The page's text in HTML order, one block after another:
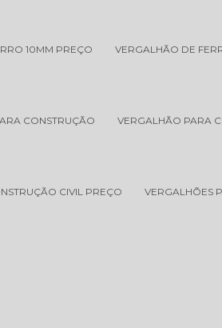
10MM PREÇO VERGALHÃO DE
CONSTRUÇÃO VERGALHÃO PARA
CIVIL PREÇO VERGALHÕES